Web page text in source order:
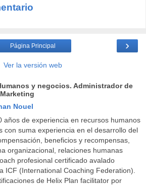
›
Página Principal
Ver la versión web
y negocios. Administrador de
Nouel
años de experiencia en recursos humanos
con suma experiencia en el desarrollo del
beneficios y recompensas,
organizacional, relaciones humanas
profesional certificado avalado
ICF (International Coaching Federation).
de Helix Plan facilitator por